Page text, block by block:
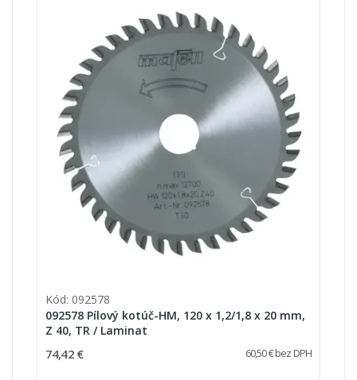
Kód: 092578
092578 Pílový kotúč-HM, 120 x 1,2/1,8 x 20 mm,
Z 40, TR / Laminat
74,42 € 60,50 € bez DPH